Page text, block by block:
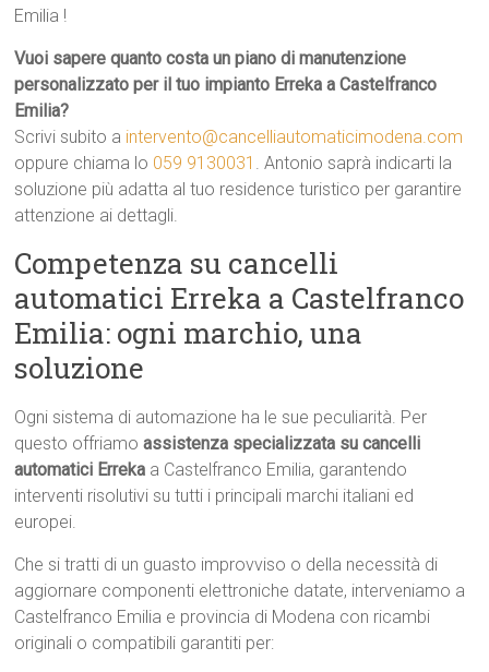
Emilia !
Vuoi sapere quanto costa un piano di manutenzione
personalizzato per il tuo impianto Erreka a Castelfranco
Emilia?
Scrivi subito a intervento@cancelliautomaticimodena.com
oppure chiama lo 059 9130031 . Antonio saprà indicarti la
soluzione più adatta al tuo residence turistico per garantire
attenzione ai dettagli.
Competenza su cancelli
automatici Erreka a Castelfranco
Emilia: ogni marchio, una
soluzione
Ogni sistema di automazione ha le sue peculiarità. Per
questo offriamoassistenza specializzata su cancelli
automatici Erreka a Castelfranco Emilia, garantendo
interventi risolutivi su tutti i principali marchi italiani ed
europei.
Che si tratti di un guasto improvviso o della necessità di
aggiornare componenti elettroniche datate, interveniamo a
Castelfranco Emilia e provincia di Modena con ricambi
originali o compatibili garantiti per: